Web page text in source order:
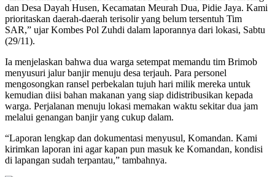
dan Desa Dayah Husen, Kecamatan Meurah Dua, Pidie Jaya. Kami
prioritaskan daerah-daerah terisolir yang belum tersentuh Tim
SAR,” ujar Kombes Pol Zuhdi dalam laporannya dari lokasi, Sabtu
(29/11).
Ia menjelaskan bahwa dua warga setempat memandu tim Brimob
menyusuri jalur banjir menuju desa terjauh. Para personel
mengosongkan ransel perbekalan tujuh hari milik mereka untuk
kemudian diisi bahan makanan yang siap didistribusikan kepada
warga. Perjalanan menuju lokasi memakan waktu sekitar dua jam
melalui genangan banjir yang cukup dalam.
“Laporan lengkap dan dokumentasi menyusul, Komandan. Kami
kirimkan laporan ini agar kapan pun masuk ke Komandan, kondisi
di lapangan sudah terpantau,” tambahnya.